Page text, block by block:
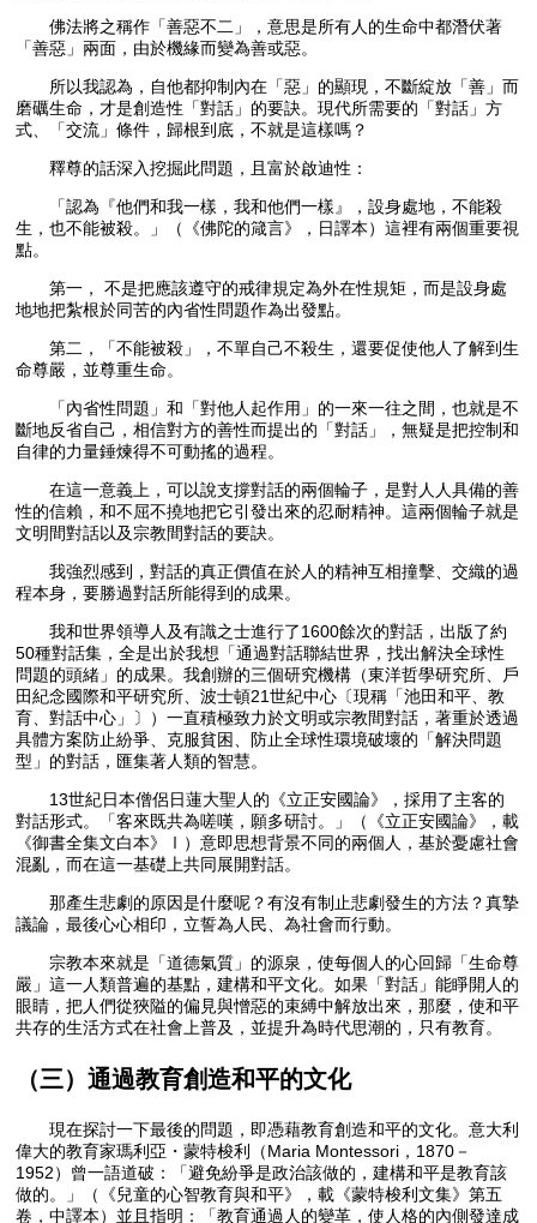
佛法將之稱作「善惡不二」，意思是所有人的生命中都潛伏著
「善惡」兩面，由於機緣而變為善或惡。
所以我認為，自他都抑制內在「惡」的顯現，不斷綻放「善」而
磨礪生命，才是創造性「對話」的要訣。現代所需要的「對話」方
式、「交流」條件，歸根到底，不就是這樣嗎？
釋尊的話深入挖掘此問題，且富於啟迪性：
「認為『他們和我一樣，我和他們一樣』，設身處地，不能殺
生，也不能被殺。」（《佛陀的箴言》，日譯本）這裡有兩個重要視
點。
第一， 不是把應該遵守的戒律規定為外在性規矩，而是設身處
地地把紮根於同苦的內省性問題作為出發點。
第二，「不能被殺」，不單自己不殺生，還要促使他人了解到生
命尊嚴，並尊重生命。
「內省性問題」和「對他人起作用」的一來一往之間，也就是不
斷地反省自己，相信對方的善性而提出的「對話」，無疑是把控制和
自律的力量錘煉得不可動搖的過程。
在這一意義上，可以說支撐對話的兩個輪子，是對人人具備的善
性的信賴，和不屈不撓地把它引發出來的忍耐精神。這兩個輪子就是
文明間對話以及宗教間對話的要訣。
我強烈感到，對話的真正價值在於人的精神互相撞擊、交織的過
程本身，要勝過對話所能得到的成果。
我和世界領導人及有識之士進行了1600餘次的對話，出版了約
50種對話集，全是出於我想「通過對話聯結世界，找出解決全球性
問題的頭緒」的成果。我創辦的三個研究機構（東洋哲學研究所、戶
田紀念國際和平研究所、波士頓21世紀中心〔現稱「池田和平、教
育、對話中心」〕）一直積極致力於文明或宗教間對話，著重於透過
具體方案防止紛爭、克服貧困、防止全球性環境破壞的「解決問題
型」的對話，匯集著人類的智慧。
13世紀日本僧侶日蓮大聖人的《立正安國論》，採用了主客的
對話形式。「客來既共為嗟嘆，願多研討。」（《立正安國論》，載
《御書全集文白本》Ⅰ）意即思想背景不同的兩個人，基於憂慮社會
混亂，而在這一基礎上共同展開對話。
那產生悲劇的原因是什麼呢？有沒有制止悲劇發生的方法？真摯
議論，最後心心相印，立誓為人民、為社會而行動。
宗教本來就是「道德氣質」的源泉，使每個人的心回歸「生命尊
嚴」這一人類普遍的基點，建構和平文化。如果「對話」能睜開人的
眼睛，把人們從狹隘的偏見與憎惡的束縛中解放出來，那麼，使和平
共存的生活方式在社會上普及，並提升為時代思潮的，只有教育。
（三）通過教育創造和平的文化
現在探討一下最後的問題，即憑藉教育創造和平的文化。意大利
偉大的教育家瑪利亞・蒙特梭利（Maria Montessori，1870－
1952）曾一語道破：「避免紛爭是政治該做的，建構和平是教育該
做的。」（《兒童的心智教育與和平》，載《蒙特梭利文集》第五
卷，中譯本）並且指明：「教育通過人的變革，使人格的內側發達成